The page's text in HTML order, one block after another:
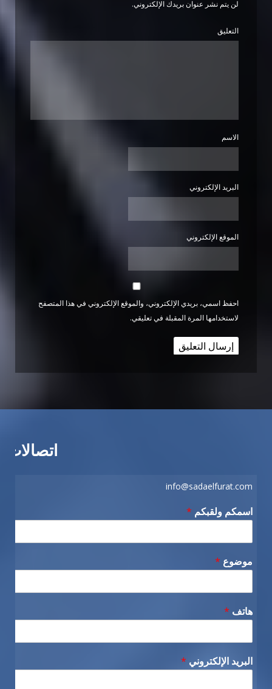
لن يتم نشر عنوان بريدك الإلكتروني.
التعليق
الاسم
البريد الإلكتروني
الموقع الإلكتروني
احفظ اسمي، بريدي الإلكتروني، والموقع الإلكتروني في هذا المتصفح
لاستخدامها المرة المقبلة في تعليقي.
اتصالات
info@sadaelfurat.com
اسمكم ولقبكم *
موضوع *
هاتف *
البريد الإلكتروني *